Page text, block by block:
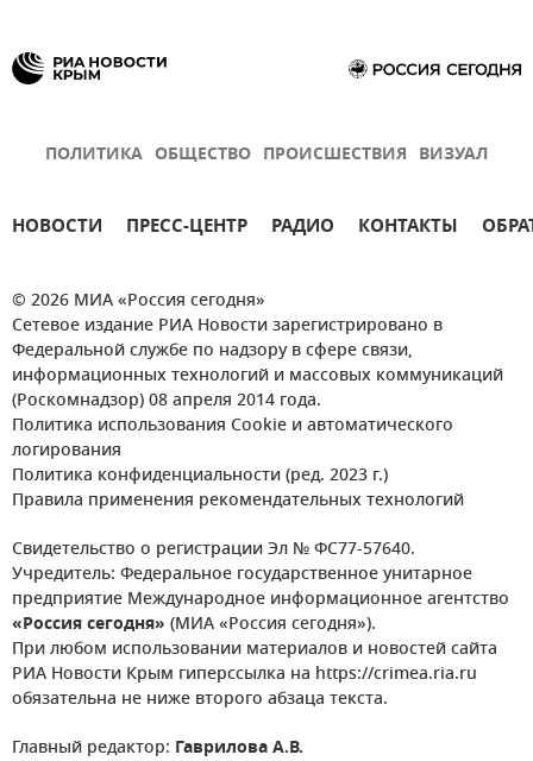
ПОЛИТИКА ОБЩЕСТВО ПРОИСШЕСТВИЯ ВИЗУАЛ
НОВОСТИ ПРЕСС-ЦЕНТР РАДИО КОНТАКТЫ
© 2026 МИА «Россия сегодня»
Сетевое издание РИА Новости зарегистрировано в
Федеральной службе по надзору в сфере связи,
информационных технологий и массовых коммуникаций
(Роскомнадзор) 08 апреля 2014 года.
Политика использования Cookie и автоматического
логирования
Политика конфиденциальности (ред. 2023 г.)
Правила применения рекомендательных технологий
Свидетельство о регистрации Эл № ФС77-57640.
Учредитель: Федеральное государственное унитарное
предприятие Международное информационное агентство
«Россия сегодня» (МИА «Россия сегодня»).
При любом использовании материалов и новостей сайта
РИА Новости Крым гиперссылка на https://crimea.ria.ru
обязательна не ниже второго абзаца текста.
Главный редактор: Гаврилова А.В.